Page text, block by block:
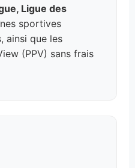
Ligue des
sportives
ainsi que les
(PPV) sans frais